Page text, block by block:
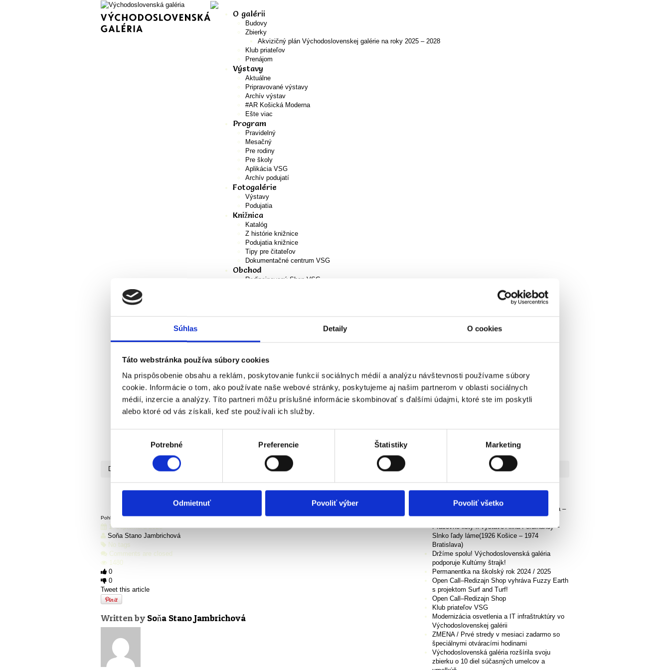
Súhlas Detaily O cookies
Táto webstránka používa súbory cookies
Na prispôsobenie obsahu a reklám, poskytovanie funkcií sociálnych médií a analýzu návštevnosti používame súbory
cookie. Informácie o tom, ako používate naše webové stránky, poskytujeme aj našim partnerom v oblasti sociálnych
médií, inzercie a analýzy. Títo partneri môžu príslušné informácie skombinovať s ďalšími údajmi, ktoré ste im poskytli
alebo ktoré od vás získali, keď ste používali ich služby.
Potrebné Preferencie Štatistiky Marketing
Odmietnuť Povoliť výber Povoliť všetko
O galérii
Budovy
Zbierky
Akvizičný plán Východoslovenskej galérie na roky 2025 – 2028
Klub priateľov
Prenájom
Výstavy
Aktuálne
Pripravované výstavy
Archív výstav
#AR Košická Moderna
Ešte viac
Program
Pravidelný
Mesačný
Pre rodiny
Pre školy
Aplikácia VSG
Archív podujatí
Fotogalérie
Výstavy
Podujatia
Knižnica
Katalóg
Z histórie knižnice
Podujatia knižnice
Tipy pre čitateľov
Dokumentačné centrum VSG
Obchod
Redizajnovaný Shop VSG
Green Smile x VSG
Precious Plastic
Katalógy k výstavám
Pracovné zošity pre deti
Všeobecné obchodné podmienky pre online obchod VSG
Košík
EN
September 2023 vo VSG
Domov MesačnýSeptember 2023 vo VSG
Pohľadnica s programom na September 2023 Stiahnuť
1. septembra 2023
Soňa Stano Jambrichová
No tags
Comments are closed
1480
0
0
Tweet this article
Written by Soňa Stano Jambrichová
Vydajme prvú monografiu Zdeněka Smieška –
košického fotografa a pedagóga
Pracovné listy k výstave Alina Ferdinandy –
Slnko ľady láme(1926 Košice – 1974
Bratislava)
Držíme spolu! Východoslovenská galéria
podporuje Kultúrny štrajk!
Permanentka na školský rok 2024 / 2025
Open Call–Redizajn Shop vyhráva Fuzzy Earth
s projektom Surf and Turf!
Open Call–Redizajn Shop
Klub priateľov VSG
Modernizácia osvetlenia a IT infraštruktúry vo
Východoslovenskej galérii
ZMENA / Prvé stredy v mesiaci zadarmo so
špeciálnymi otváracími hodinami
Východoslovenská galéria rozšírila svoju
zbierku o 10 diel súčasných umelcov a